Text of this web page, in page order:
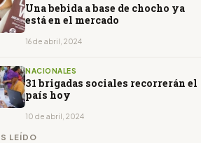
Una bebida a base de chocho ya
está en el mercado
16 de abril, 2024
NACIONALES
31 brigadas sociales recorrerán el
país hoy
10 de abril, 2024
LEÍDO